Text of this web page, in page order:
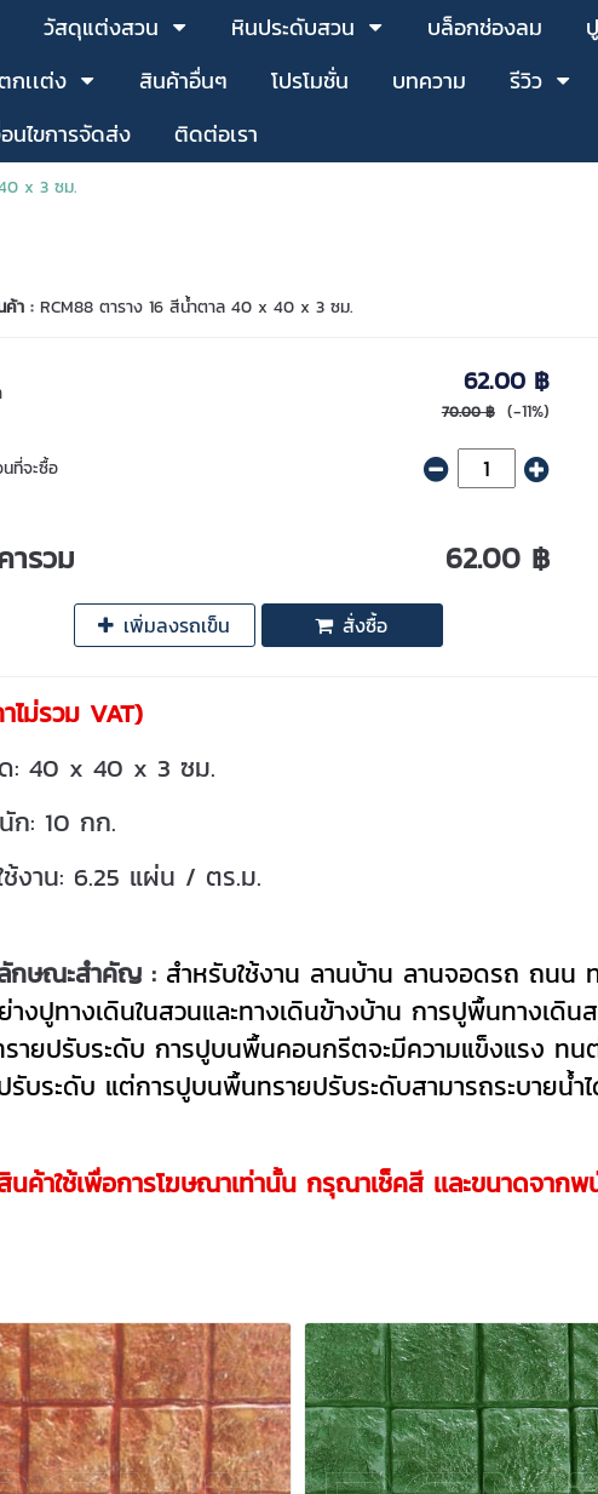
วัสดุแต่งสวน หินประดับสวน บล็อกช่องลม
กเเต่ง สินค้าอื่นๆ โปรโมชั่น บทความ รีวิว
นไขการจัดส่ง ติดต่อเรา
x 3 ซม.
ค้า : RCM88 ตาราง 16 สีน้ำตาล 40 x 40 x 3 ซม.
62.00 ฿
70.00 ฿ (-11%)
ที่จะซื้อ
ารวม 62.00 ฿
เพิ่มลงรถเข็น สั่งซื้อ
ไม่รวม VAT)
: 40 x 40 x 3 ซม.
ก: 10 กก.
ช้งาน: 6.25 แผ่น / ตร.ม.
ษณะสำคัญ : สำหรับใช้งาน ลานบ้าน ลานจอดรถ ถนน
างปูทางเดินในสวนและทางเดินข้างบ้าน การปูพื้นทางเดิ
ายปรับระดับ การปูบนพื้นคอนกรีตจะมีความแข็งแรง ทน
รับระดับ แต่การปูบนพื้นทรายปรับระดับสามารถระบายน้ำไ
นค้าใช้เพื่อการโฆษณาเท่านั้น กรุณาเช็คสี เเละขนาดจาก